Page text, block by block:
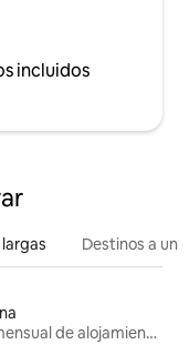
incluidos
Destinos a un
Renta mensual de alojamientos